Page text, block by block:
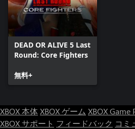
DEAD OR ALIVE 5 Last
Round: Core Fighters
無料+
XBOX 本体XBOX ゲーム XBOX Game
XBOX サポート フィードバック コミ